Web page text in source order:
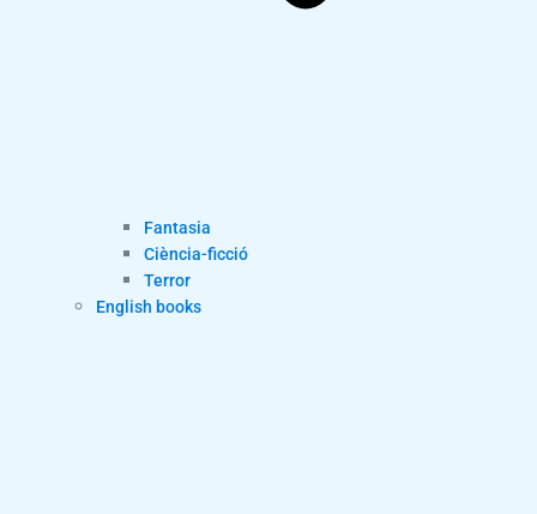
Fantasia
Ciència-ficció
Terror
English books